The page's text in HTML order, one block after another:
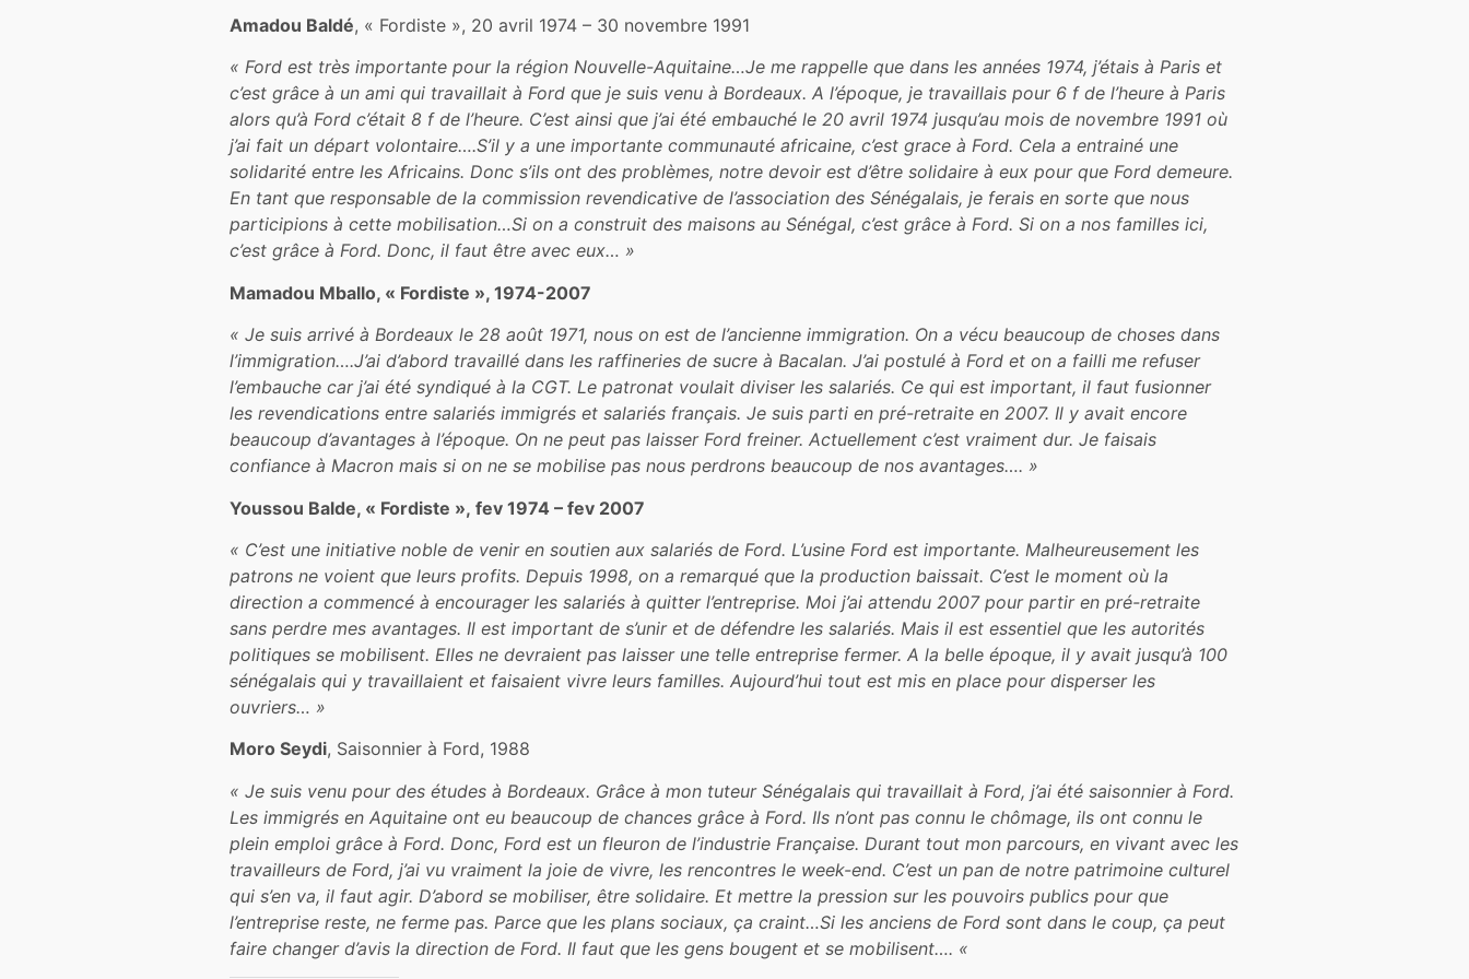
Amadou Baldé, « Fordiste », 20 avril 1974 – 30 novembre 1991
« Ford est très importante pour la région Nouvelle-Aquitaine…Je me rappelle que dans les années 1974, j’étais à Paris et
c’est grâce à un ami qui travaillait à Ford que je suis venu à Bordeaux. A l’époque, je travaillais pour 6 f de l’heure à Paris
alors qu’à Ford c’était 8 f de l’heure. C’est ainsi que j’ai été embauché le 20 avril 1974 jusqu’au mois de novembre 1991 où
j’ai fait un départ volontaire….S’il y a une importante communauté africaine, c’est grace à Ford. Cela a entrainé une
solidarité entre les Africains. Donc s’ils ont des problèmes, notre devoir est d’être solidaire à eux pour que Ford demeure.
En tant que responsable de la commission revendicative de l’association des Sénégalais, je ferais en sorte que nous
participions à cette mobilisation…Si on a construit des maisons au Sénégal, c’est grâce à Ford. Si on a nos familles ici,
c’est grâce à Ford. Donc, il faut être avec eux… »
Mamadou Mballo, « Fordiste », 1974-2007
« Je suis arrivé à Bordeaux le 28 août 1971, nous on est de l’ancienne immigration. On a vécu beaucoup de choses dans
l’immigration….J’ai d’abord travaillé dans les raffineries de sucre à Bacalan. J’ai postulé à Ford et on a failli me refuser
l’embauche car j’ai été syndiqué à la CGT. Le patronat voulait diviser les salariés. Ce qui est important, il faut fusionner
les revendications entre salariés immigrés et salariés français. Je suis parti en pré-retraite en 2007. Il y avait encore
beaucoup d’avantages à l’époque. On ne peut pas laisser Ford freiner. Actuellement c’est vraiment dur. Je faisais
confiance à Macron mais si on ne se mobilise pas nous perdrons beaucoup de nos avantages…. »
Youssou Balde, « Fordiste », fev 1974 – fev 2007
« C’est une initiative noble de venir en soutien aux salariés de Ford. L’usine Ford est importante. Malheureusement les
patrons ne voient que leurs profits. Depuis 1998, on a remarqué que la production baissait. C’est le moment où la
direction a commencé à encourager les salariés à quitter l’entreprise. Moi j’ai attendu 2007 pour partir en pré-retraite
sans perdre mes avantages. Il est important de s’unir et de défendre les salariés. Mais il est essentiel que les autorités
politiques se mobilisent. Elles ne devraient pas laisser une telle entreprise fermer. A la belle époque, il y avait jusqu’à 100
sénégalais qui y travaillaient et faisaient vivre leurs familles. Aujourd’hui tout est mis en place pour disperser les
ouvriers… »
Moro Seydi, Saisonnier à Ford, 1988
« Je suis venu pour des études à Bordeaux. Grâce à mon tuteur Sénégalais qui travaillait à Ford, j’ai été saisonnier à Ford.
Les immigrés en Aquitaine ont eu beaucoup de chances grâce à Ford. Ils n’ont pas connu le chômage, ils ont connu le
plein emploi grâce à Ford. Donc, Ford est un fleuron de l’industrie Française. Durant tout mon parcours, en vivant avec les
travailleurs de Ford, j’ai vu vraiment la joie de vivre, les rencontres le week-end. C’est un pan de notre patrimoine culturel
qui s’en va, il faut agir. D’abord se mobiliser, être solidaire. Et mettre la pression sur les pouvoirs publics pour que
l’entreprise reste, ne ferme pas. Parce que les plans sociaux, ça craint…Si les anciens de Ford sont dans le coup, ça peut
faire changer d’avis la direction de Ford. Il faut que les gens bougent et se mobilisent…. «